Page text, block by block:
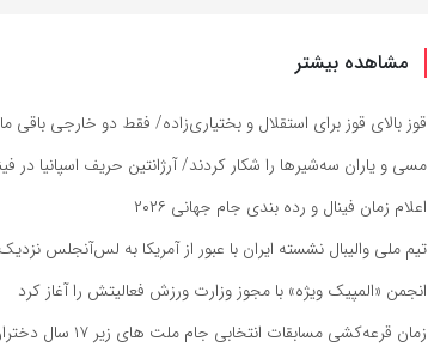
مشاهده بیشتر
قوز بالای قوز برای استقلال و بختیاری‌زاده/ فقط دو خارجی باقی
مسی و یاران سه‌شیرها را شکار کردند/ آرژانتین حریف اسپانیا در
اعلام زمان فینال و رده بندی جام جهانی ۲۰۲۶
تیم ملی والیبال نشسته ایران با عبور از آمریکا به لس‌آنجلس
انجمن «المپیک ویژه» با مجوز وزارت ورزش فعالیتش را آغاز کرد
زمان قرعه‌کشی مسابقات انتخابی جام ملت های زیر ۱۷ سال دختران آسیا